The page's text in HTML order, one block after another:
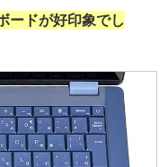
ードが好印象でし